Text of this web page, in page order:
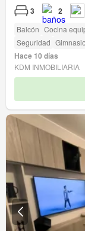
3 2
Balcón Cocina
Seguridad Gimnasio
Hace 10 días
KDM INMOBILIARIA